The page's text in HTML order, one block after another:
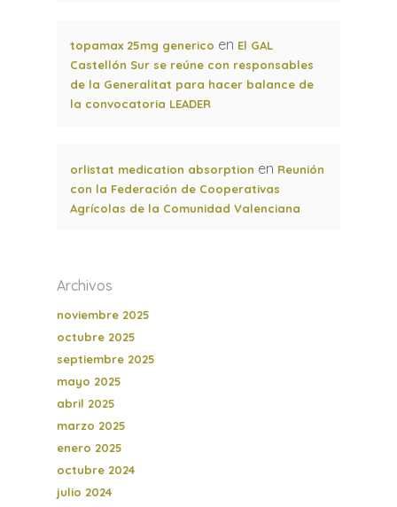
topamax 25mg generico en El GAL
Castellón Sur se reúne con responsables
de la Generalitat para hacer balance de
la convocatoria LEADER
orlistat medication absorption en Reunión
con la Federación de Cooperativas
Agrícolas de la Comunidad Valenciana
Archivos
noviembre 2025
octubre 2025
septiembre 2025
mayo 2025
abril 2025
marzo 2025
enero 2025
octubre 2024
julio 2024